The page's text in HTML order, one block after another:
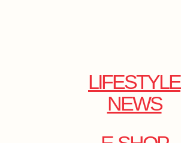
LIFESTYLE
NEWS